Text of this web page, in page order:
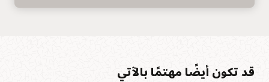
قد تكون أيضًا مهتمًا بالآتي